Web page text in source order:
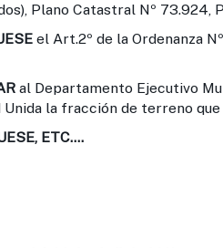
Plano Catastral Nº 73.924,
el Art.2º de la Ordenanza
al Departamento Ejecutivo
la fracción de terreno que
ETC….